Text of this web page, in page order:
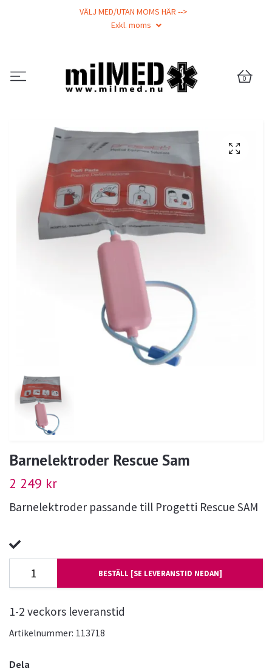
VÄLJ MED/UTAN MOMS HÄR -->
Exkl. moms
0
Barnelektroder Rescue Sam
2 249 kr
Barnelektroder passande till Progetti Rescue SAM
BESTÄLL [SE LEVERANSTID NEDAN]
1-2 veckors leveranstid
Artikelnummer: 113718
Dela